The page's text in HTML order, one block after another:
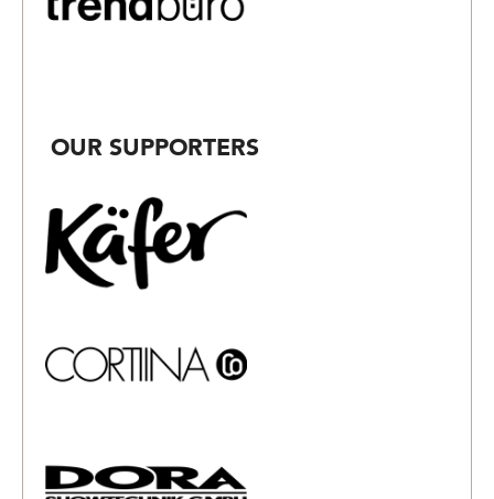
OUR SUPPORTERS